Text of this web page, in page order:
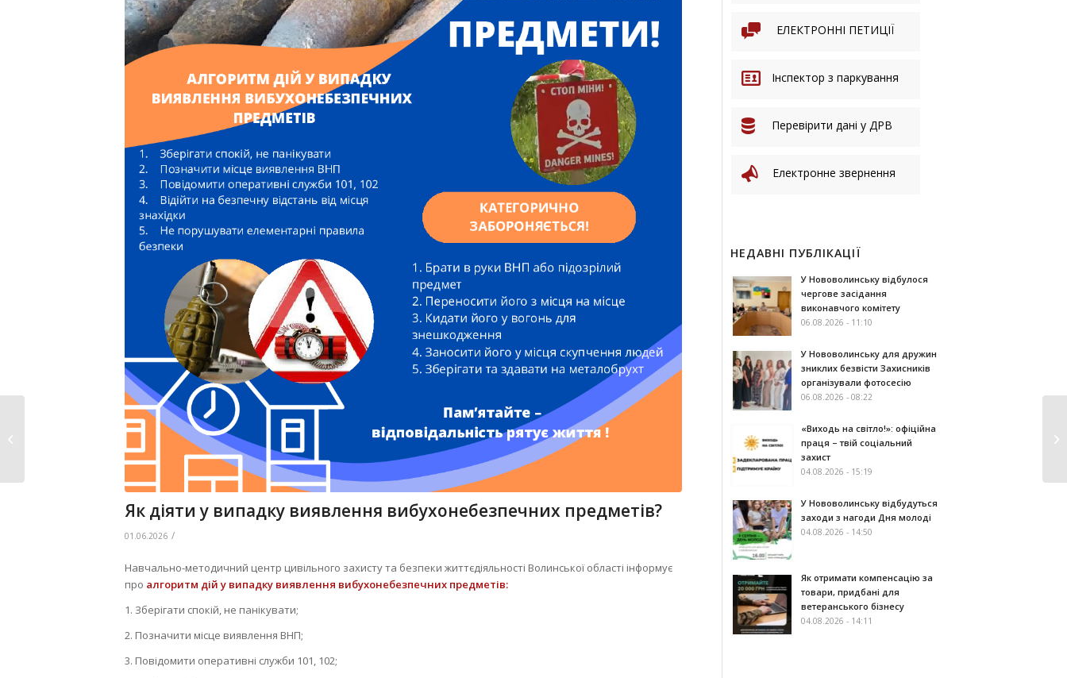
Як діяти у випадку виявлення вибухонебезпечних предметів?
01.06.2026 /
Навчально-методичний центр цивільного захисту та безпеки життєдіяльності Волинської області інформує
про алгоритм дій у випадку виявлення вибухонебезпечних предметів:
1. Зберігати спокій, не панікувати;
2. Позначити місце виявлення ВНП;
3. Повідомити оперативні служби 101, 102;
ЕЛЕКТРОННІ ПЕТИЦІЇ
Інспектор з паркування
Перевірити дані у ДРВ
Електронне звернення
НЕДАВНІ ПУБЛІКАЦІЇ
У Нововолинську відбулося
чергове засідання
виконавчого комітету
06.08.2026 - 11:10
У Нововолинську для дружин
зниклих безвісти Захисників
організували фотосесію
06.08.2026 - 08:22
«Виходь на світло!»: офіційна
праця – твій соціальний
захист
04.08.2026 - 15:19
У Нововолинську відбудуться
заходи з нагоди Дня молоді
04.08.2026 - 14:50
Як отримати компенсацію за
товари, придбані для
ветеранського бізнесу
04.08.2026 - 14:11
ПРОТОКОЛ № 18 засідання
виконавчого комітету...